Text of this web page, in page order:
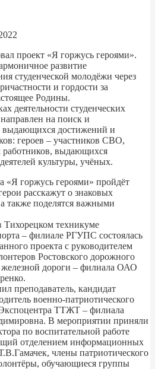
проект «Я горжусь героями».
развитие
студенческой молодёжи через
и гордости за
Родины.
деятельности студенческих
на поиск и
достижений и
героев – участников СВО,
работников, выдающихся
культуры, учёных.
«Я горжусь героями» пройдёт
расскажут о знаковых
также поделятся важными
Тихорецком техникуме
– филиале РГУПС состоялась
проекта с руководителем
Ростовского дорожного
железной дороги – филиала ОАО
преподаватель, кандидат
военно-патриотического
ТТЖТ – филиала
В мероприятии приняли
по воспитательной работе
отделением информационных
члены патриотического
обучающиеся группы